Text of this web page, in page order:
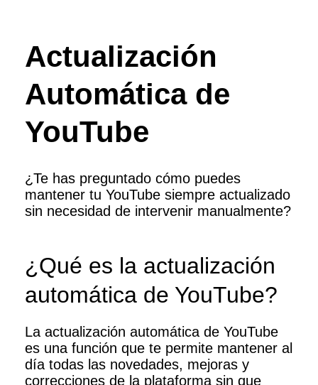
Actualización
Automática de
YouTube
¿Te has preguntado cómo puedes
mantener tu YouTube siempre actualizado
sin necesidad de intervenir manualmente?
¿Qué es la actualización
automática de YouTube?
La actualización automática de YouTube
es una función que te permite mantener al
día todas las novedades, mejoras y
correcciones de la plataforma sin que